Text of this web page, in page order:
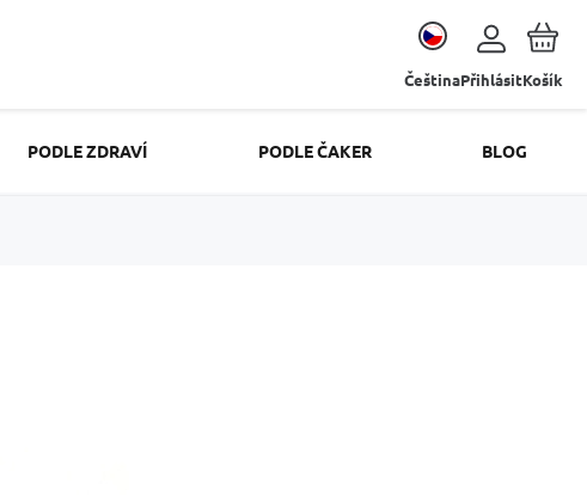
ČeštinaPřihlásitKošík
PODLE ZDRAVÍ PODLE ČAKER BLOG